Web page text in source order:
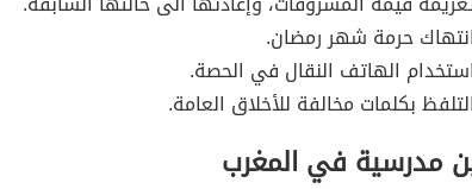
انتهاك حرمة شهر رمضان.
استخدام الهاتف النقال في الحصة.
التلفظ بكلمات مخالفة للأخلاق العامة.
مدرسية في المغرب